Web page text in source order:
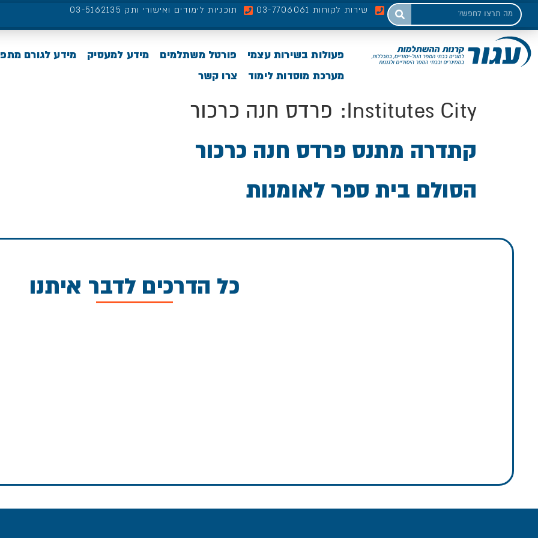
שירות לקוחות 03-7706061 תוכניות לימודים ואישורי ותק 03-5162135
פעולות בשירות עצמי פורטל משתלמים מידע למעסיק
מידע לגורם
מערכת מוסדות לימוד
צרו קשר
Institutes City: פרדס חנה כרכור
קתדרה מתנס פרדס חנה כרכור
הסולם בית ספר לאומנות
כל הדרכים לדבר איתנו